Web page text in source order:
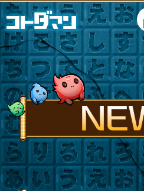
TOP
FANKIT